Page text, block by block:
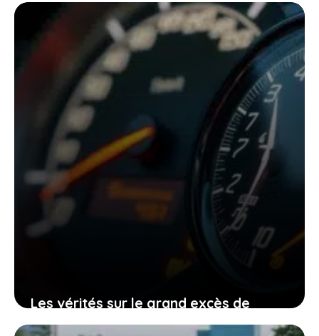
éviter les amendes
Les vérités sur le grand excès de
vitesse qui vous feront repenser votre